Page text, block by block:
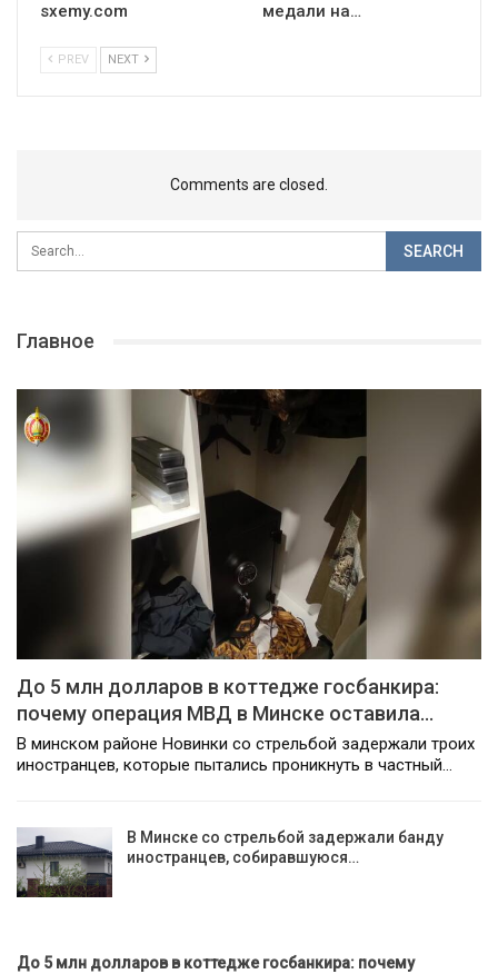
sxemy.com
медали на…
PREV NEXT
Comments are closed.
Главное
До 5 млн долларов в коттедже госбанкира:
почему операция МВД в Минске оставила…
В минском районе Новинки со стрельбой задержали троих
иностранцев, которые пытались проникнуть в частный…
В Минске со стрельбой задержали банду
иностранцев, собиравшуюся…
До 5 млн долларов в коттедже госбанкира: почему